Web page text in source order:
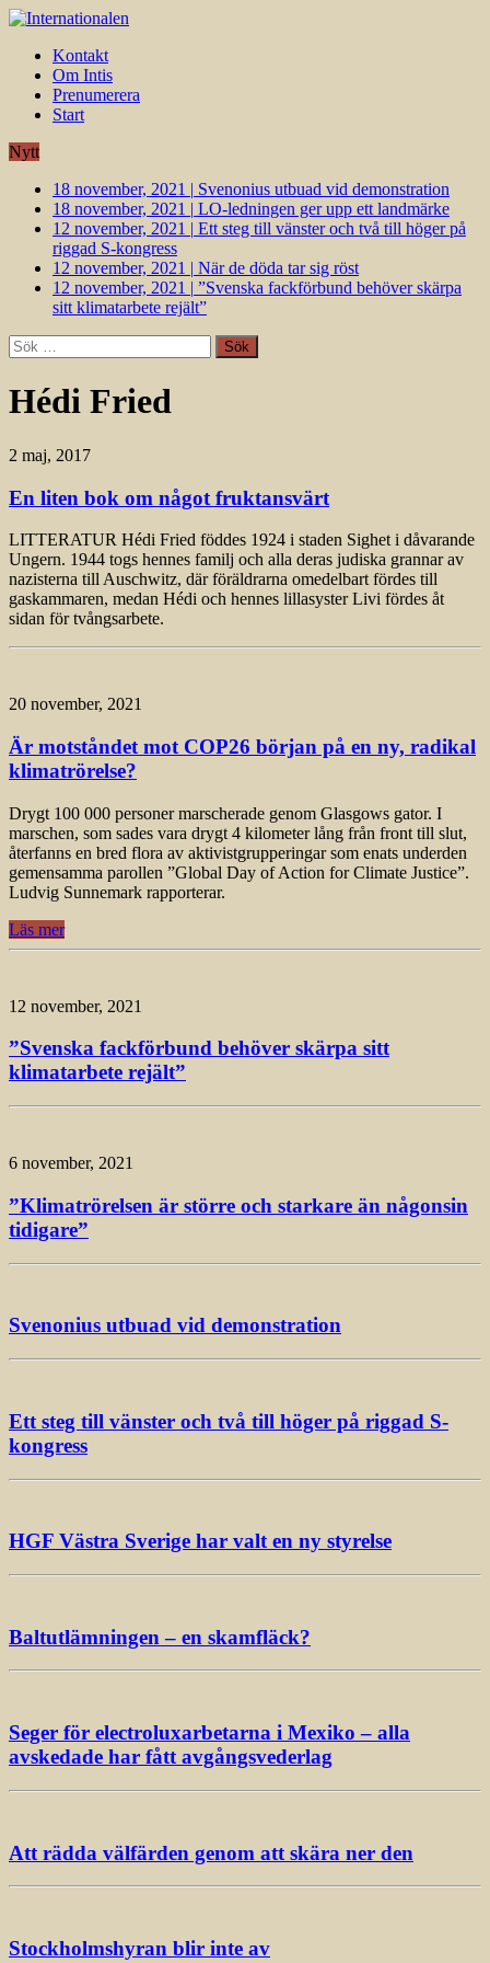
Kontakt
Om Intis
Prenumerera
Start
Nytt
18 november, 2021 | Svenonius utbuad vid demonstration
18 november, 2021 | LO-ledningen ger upp ett landmärke
12 november, 2021 | Ett steg till vänster och två till höger på
riggad S-kongress
12 november, 2021 | När de döda tar sig röst
12 november, 2021 | ”Svenska fackförbund behöver skärpa
sitt klimatarbete rejält”
Sök
efter:
Hédi Fried
2 maj, 2017
En liten bok om något fruktansvärt
LITTERATUR Hédi Fried föddes 1924 i staden Sighet i dåvarande
Ungern. 1944 togs hennes familj och alla deras judiska grannar av
nazisterna till Auschwitz, där föräldrarna omedelbart fördes till
gaskammaren, medan Hédi och hennes lillasyster Livi fördes åt
sidan för tvångsarbete.
20 november, 2021
Är motståndet mot COP26 början på en ny, radikal
klimatrörelse?
Drygt 100 000 personer marscherade genom Glasgows gator. I
marschen, som sades vara drygt 4 kilometer lång från front till slut,
återfanns en bred flora av aktivistgrupperingar som enats underden
gemensamma parollen ”Global Day of Action for Climate Justice”.
Ludvig Sunnemark rapporterar.
Läs mer
12 november, 2021
”Svenska fackförbund behöver skärpa sitt
klimatarbete rejält”
6 november, 2021
”Klimatrörelsen är större och starkare än någonsin
tidigare”
Svenonius utbuad vid demonstration
Ett steg till vänster och två till höger på riggad S-
kongress
HGF Västra Sverige har valt en ny styrelse
Baltutlämningen – en skamfläck?
Seger för electroluxarbetarna i Mexiko – alla
avskedade har fått avgångsvederlag
Att rädda välfärden genom att skära ner den
Stockholmshyran blir inte av